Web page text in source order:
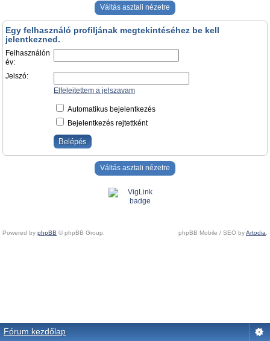
Váltás asztali nézetre
Egy felhasználó profiljának megtekintéséhez be kell
jelentkezned.
Felhasználón
év:
Jelszó:
Elfelejtettem a jelszavam
Automatikus bejelentkezés
Bejelentkezés rejtettként
Váltás asztali nézetre
Powered by phpBB © phpBB Group. phpBB Mobile / SEO byArtodia.
Fórum kezdőlap